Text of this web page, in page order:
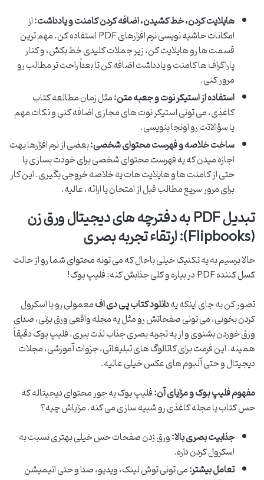
هایلایت کردن، خط کشیدن، اضافه کردن کامنت و یادداشت:از
امکانات حاشیه نویسی نرم افزارهای PDF استفاده کن. مهم ترین
قسمت ها رو هایلایت کن، زیر جملات کلیدی خط بکش، و کنار
پاراگراف ها کامنت و یادداشت اضافه کن تا بعداً راحت تر مطالب رو
مرور کنی.
استفاده از استیکر نوت و جعبه متن:مثل زمان مطالعه کتاب
کاغذی، می تونی استیکر نوت های مجازی اضافه کنی و نکات مهم
یا سؤالاتت رو اونجا بنویسی.
ساخت خلاصه و فهرست محتوای شخصی:بعضی از نرم افزارها بهت
اجازه میدن که یه فهرست محتوای شخصی برای خودت بسازی یا
حتی از کامنت ها و هایلایت هات یه خلاصه خروجی بگیری. این کار
برای مرور سریع مطالب قبل از امتحان یا ارائه، عالیه.
تبدیل PDF به دفترچه های دیجیتال ورق زن
(Flipbooks): ارتقاء تجربه بصری
حالا برسیم به یه تکنیک خیلی باحال که می تونه محتوای شما رو از حالت
کسل کننده PDF در بیاره و کلی جذابش کنه: فلیپ بوک!
تصور کن به جای اینکه یهدانلود کتاب پی دی افمعمولی رو با اسکرول
کردن بخونی، می تونی صفحاتش رو مثل یه مجله واقعی ورق بزنی، صدای
ورق خوردن بشنوی و از یه تجربه بصری جذاب لذت ببری. فلیپ بوک دقیقاً
همینه. این فرمت برای کاتالوگ های تبلیغاتی، جزوات آموزشی، مجلات
دیجیتال و حتی آلبوم های عکس خیلی عالیه.
مفهوم فلیپ بوک و مزایای آن:فلیپ بوک یه جور محتوای دیجیتاله که
حس کتاب یا مجله کاغذی رو شبیه سازی می کنه. مزایاش چیه؟
جذابیت بصری بالا:ورق زدن صفحات حس خیلی بهتری نسبت به
اسکرول کردن داره.
تعامل بیشتر:می تونی توش لینک، ویدیو، صدا و حتی انیمیشن